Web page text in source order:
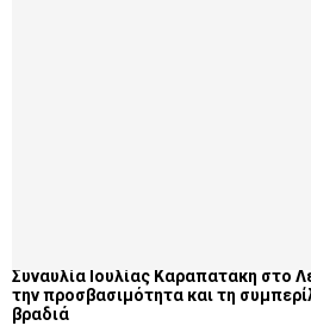
Συναυλία Ιουλίας Καραπατάκη στο
την προσβασιμότητα και τη
βραδιά